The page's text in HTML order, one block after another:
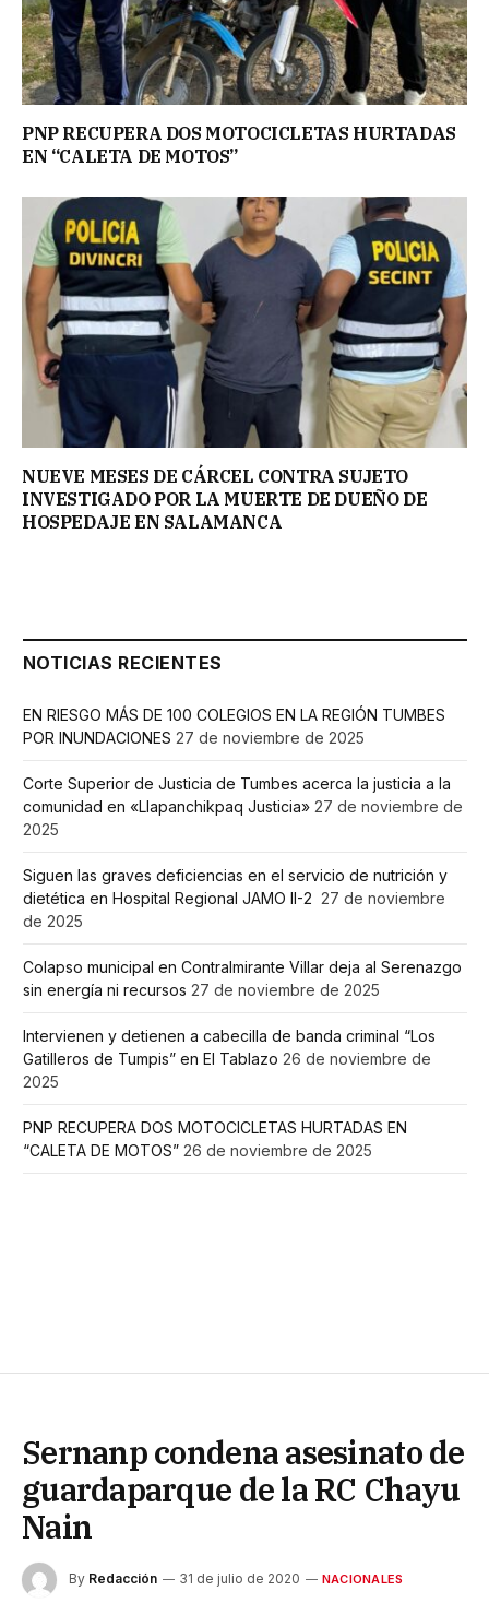
PNP RECUPERA DOS MOTOCICLETAS HURTADAS
EN “CALETA DE MOTOS”
NUEVE MESES DE CÁRCEL CONTRA SUJETO
INVESTIGADO POR LA MUERTE DE DUEÑO DE
HOSPEDAJE EN SALAMANCA
NOTICIAS RECIENTES
EN RIESGO MÁS DE 100 COLEGIOS EN LA REGIÓN TUMBES
POR INUNDACIONES 27 de noviembre de 2025
Corte Superior de Justicia de Tumbes acerca la justicia a la
comunidad en «Llapanchikpaq Justicia» 27 de noviembre de
2025
Siguen las graves deficiencias en el servicio de nutrición y
dietética en Hospital Regional JAMO II-2 27 de noviembre
de 2025
Colapso municipal en Contralmirante Villar deja al Serenazgo
sin energía ni recursos 27 de noviembre de 2025
Intervienen y detienen a cabecilla de banda criminal “Los
Gatilleros de Tumpis” en El Tablazo 26 de noviembre de
2025
PNP RECUPERA DOS MOTOCICLETAS HURTADAS EN
“CALETA DE MOTOS” 26 de noviembre de 2025
Sernanp condena asesinato de
guardaparque de la RC Chayu
Nain
By Redacción 31 de julio de 2020 NACIONALES